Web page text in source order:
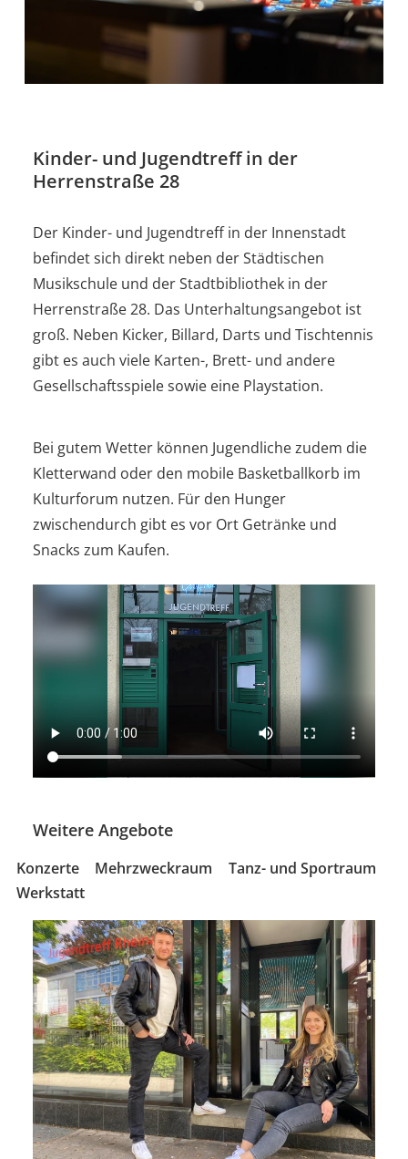
Kinder- und Jugendtreff in der
Herrenstraße 28
Der Kinder- und Jugendtreff in der Innenstadt
befindet sich direkt neben der Städtischen
Musikschule und der Stadtbibliothek in der
Herrenstraße 28. Das Unterhaltungsangebot ist
groß. Neben Kicker, Billard, Darts und Tischtennis
gibt es auch viele Karten-, Brett- und andere
Gesellschaftsspiele sowie eine Playstation.
Bei gutem Wetter können Jugendliche zudem die
Kletterwand oder den mobile Basketballkorb im
Kulturforum nutzen. Für den Hunger
zwischendurch gibt es vor Ort Getränke und
Snacks zum Kaufen.
Weitere Angebote
Konzerte Mehrzweckraum
Tanz- und Sportraum
Werkstatt